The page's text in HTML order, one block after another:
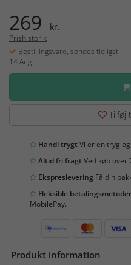
269 kr.
Prishistorik
Bestillingsvare, sendes tidligst
14 Aug
Tilføj
Handl trygtVi er en tryg
Altid fri fragtVed køb over
Ekspreslevering Få din
Fleksible betalingsmetoder
MobilePay.
Produkt information